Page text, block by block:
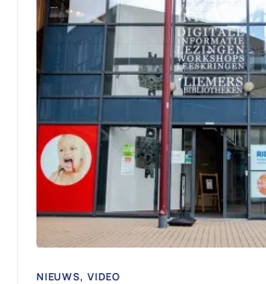
NIEUWS VIDEO